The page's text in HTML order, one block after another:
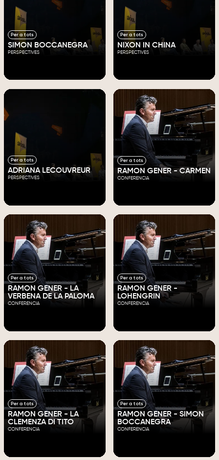
Per a tots
SIMON BOCCANEGRA
PERSPECTIVES
Per a tots
NIXON IN CHINA
PERSPECTIVES
Per a tots
ADRIANA LECOUVREUR
PERSPECTIVES
Per a tots
RAMON GENER - CARMEN
CONFERENCIA
Per a tots
RAMON GENER - LA
VERBENA DE LA PALOMA
CONFERENCIA
Per a tots
RAMON GENER -
LOHENGRIN
CONFERENCIA
Per a tots
RAMON GENER - LA
CLEMENZA DI TITO
CONFERENCIA
Per a tots
RAMON GENER - SIMON
BOCCANEGRA
CONFERENCIA